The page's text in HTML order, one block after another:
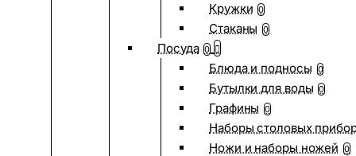
Кружки 0
Стаканы 0
Посуда 0
Блюда и подносы 0
Бутылки для воды 0
Графины 0
Наборы столовых
Ножи и наборы ножей 0